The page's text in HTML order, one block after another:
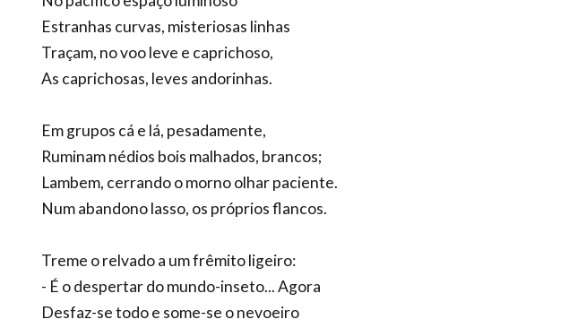
Estranhas curvas, misteriosas linhas
Traçam, no voo leve e caprichoso,
As caprichosas, leves andorinhas.
Em grupos cá e lá, pesadamente,
Ruminam nédios bois malhados, brancos;
Lambem, cerrando o morno olhar paciente.
Num abandono lasso, os próprios flancos.
Treme o relvado a um frêmito ligeiro:
- É o despertar do mundo-inseto... Agora
Desfaz-se todo e some-se o nevoeiro